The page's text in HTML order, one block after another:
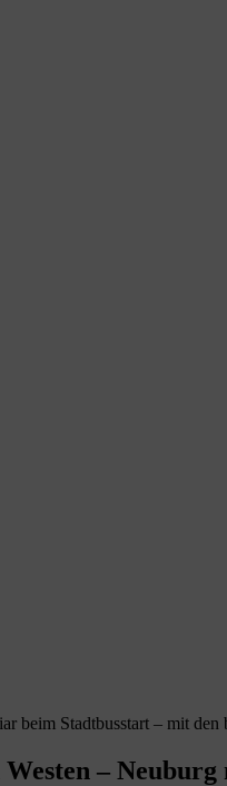
beim Stadtbusstart – mit
– Neuburg